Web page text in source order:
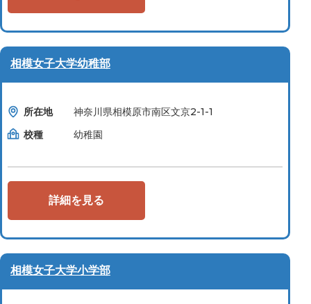
相模女子大学幼稚部
所在地
神奈川県相模原市南区文京2-1-1
校種
幼稚園
詳細を見る
相模女子大学小学部